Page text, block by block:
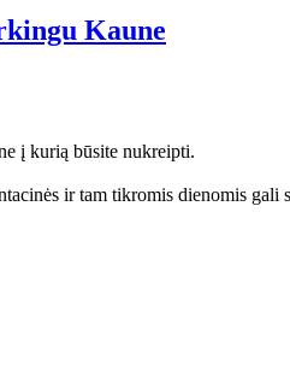
Kaune
į kurią būsite nukreipti.
ir tam tikromis dienomis gali